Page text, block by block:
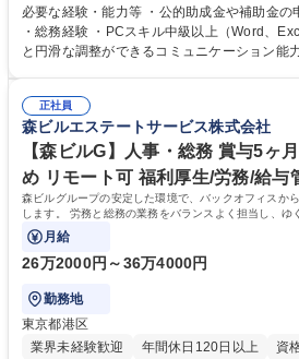
ジションとして活躍いただくことを期待しています。 【総務
プの業務内容】 ・人事制度関連 ・採用活動
怠管理 ・官公庁への各種提出 ・法定の会議運
管理 ・福利厚生関連 ・職員からの問合せ、相
業務全般 募集職種 【東京／文京区】公益財団法人の総務人事業務／年間
休日125日
必要な経験・能力等 ・公的助成金や補助金
・総務経験 ・PCスキル中級以上（Word、
と円滑な調整ができるコミュニケーション能力 ・口
正社員
森ビルエステートサービス株式会社
【森ビルG】人事・総務 賞与5ヶ
め リモート可 福利厚生/労務/給与
森ビルグループの安定した環境で、バックオフィスか
します。 労務と総務の業務をバランスよく担当し、ゆ
にも挑戦できる、やりがいある環境です。
月給
26万2000円～36万4000円
勤務地
東京都港区
業界未経験歓迎
年間休日120日以上
資